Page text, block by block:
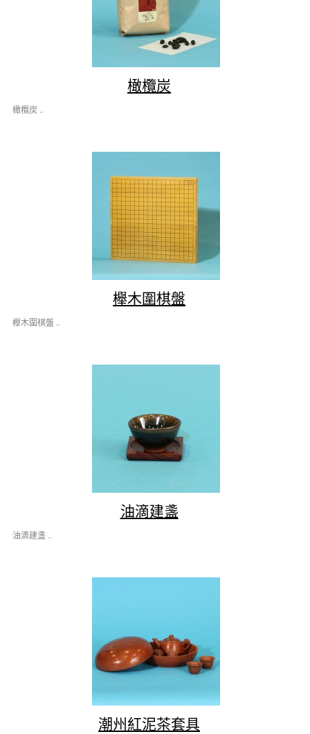
橄欖炭
橄欖炭 ..
櫸木圍棋盤
櫸木圍棋盤 ..
油滴建盞
油滴建盞 ..
潮州紅泥茶套具